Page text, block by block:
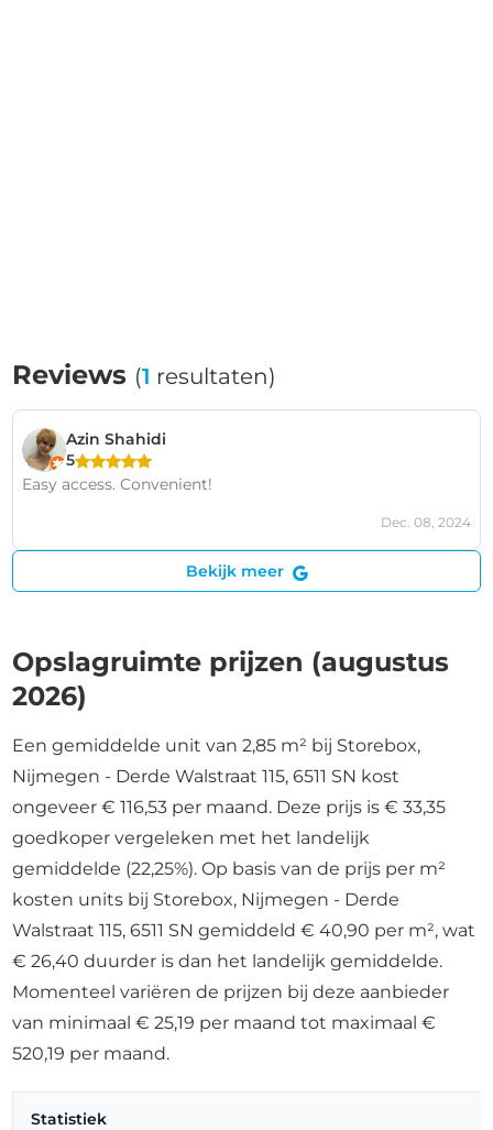
Reviews (1 resultaten)
Azin Shahidi
5
Easy access. Convenient!
Dec. 08, 2024
Bekijk meer
Opslagruimte prijzen (augustus
2026)
Een gemiddelde unit van 2,85 m² bij Storebox,
Nijmegen - Derde Walstraat 115, 6511 SN kost
ongeveer € 116,53 per maand. Deze prijs is € 33,35
goedkoper vergeleken met het landelijk
gemiddelde (22,25%). Op basis van de prijs per m²
kosten units bij Storebox, Nijmegen - Derde
Walstraat 115, 6511 SN gemiddeld € 40,90 per m², wat
€ 26,40 duurder is dan het landelijk gemiddelde.
Momenteel variëren de prijzen bij deze aanbieder
van minimaal € 25,19 per maand tot maximaal €
520,19 per maand.
Statistiek